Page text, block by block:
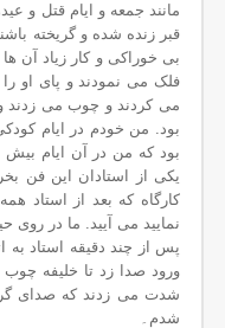
مانند جمعه و ایام قتل و
قبر زنده شده و گریخته
بی خوراکی و کار زیاد آن ها
فلک می نمودند و پای او
می کردند و چوب می زدند
بود. من خودم در ایام
بود که من در آن ایام بیش
یکی از استادان این فن
کارگاه که بعد از استاد
نمایید می آیید. ما در روی
پس از چند دقیقه استاد به
ورود صدا زد تا خلیفه چوب
شدت می زدند که صدای
شدم۔